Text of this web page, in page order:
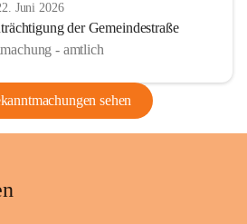
Juni 2026
der Gemeindestraße
- amtlich
sehen